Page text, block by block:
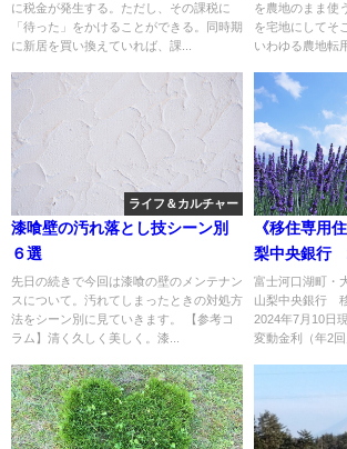
に税金が発生する。ただし、その課税に
「待った」をかけることができる。同時期
に新居を買い換えていれば、課...
を農地のまま使
を宅地にしてそ
いわゆる農地転
ライフ＆カルチャー
漆喰壁の汚れ落とし技シーン別
６選
先日の続きで今回は漆喰の壁のメンテナン
スについて。汚れてしまったときの対処方
法をシーン別に見ていきます。 【参考コ
ラム】清く久しく美しく。漆...
《移住専用
梨中央銀行
富士河口湖町・
山梨中央銀行
2024年7月10日
変動金利（年2